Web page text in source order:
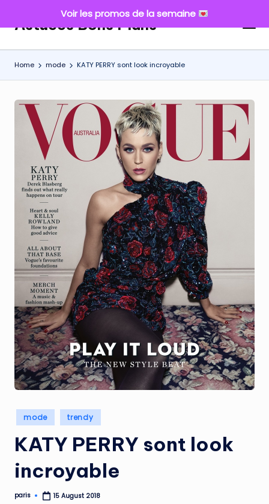
Skip
content
Astuces Bons Plans
Home mode KATY PERRY sont look incroyable
Posted
in
mode trendy
KATY PERRY sont look
incroyable
Posted
paris 15 August 2018
Voir les promos de la semaine